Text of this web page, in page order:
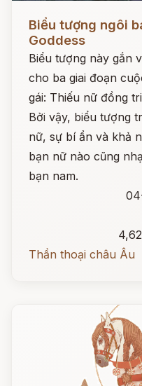
Đọc ngay
Biểu tượng ngôi
Goddess
Biểu tượng này gắn
cho ba giai đoạn
gái: Thiếu nữ đồng
Bởi vậy, biểu tượng
nữ, sự bí ẩn và khả
bạn nữ nào cũng
bạn nam.
Thần thoại châu Âu